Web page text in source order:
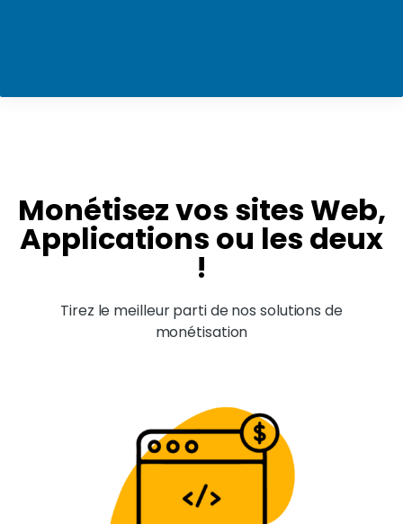
Monétisez vos sites Web,
Applications ou les deux
!
Tirez le meilleur parti de nos solutions de
monétisation